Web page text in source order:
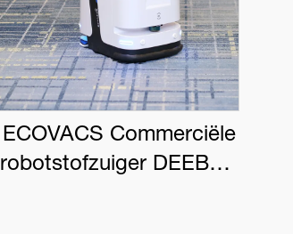
ECOVACS Commerciële
robotstofzuiger DEEBOT